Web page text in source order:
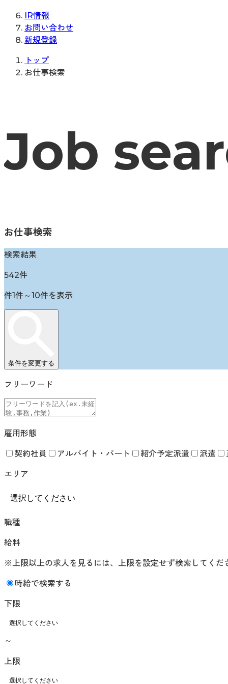
IR情報
お問い合わせ
新規登録
トップ
お仕事検索
Job
お仕事検索
検索結果
542件
件1件～10件を表示
条件を変更する
フリーワード
雇用形態
契約社員 アルバイト・パート 紹介予定派遣 派遣
エリア
職種
給料
※上限以上の求人を見るには、上限を設定せず検索してくだ
時給で検索する
下限
～
上限